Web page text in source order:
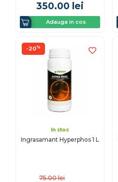
350.00 lei
Adauga in cos
-20%
In stoc
Ingrasamant Hyperphos 1 L
75.00 lei